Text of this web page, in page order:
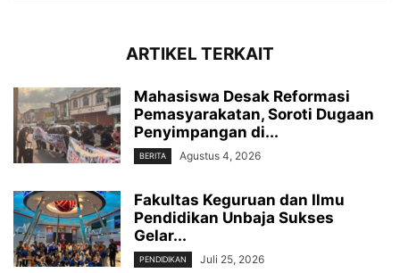
ARTIKEL TERKAIT
Mahasiswa Desak Reformasi
Pemasyarakatan, Soroti Dugaan
Penyimpangan di...
BERITA Agustus 4, 2026
Fakultas Keguruan dan Ilmu
Pendidikan Unbaja Sukses
Gelar...
PENDIDIKAN Juli 25, 2026